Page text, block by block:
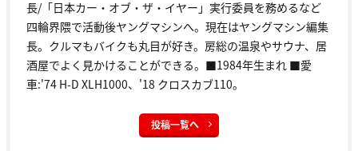
長/「日本カー・オブ・ザ・イヤー」実行委員を務めるなど
四輪界隈で活動後ヤングマシンへ。現在はヤングマシン編集
長。クルマもバイクも丸目が好き。房総の温泉やサウナ、居
酒屋でよく見かけることができる。■1984年生まれ ■愛
車:'74 H-D XLH1000、'18 クロスカブ110。
投稿一覧へ